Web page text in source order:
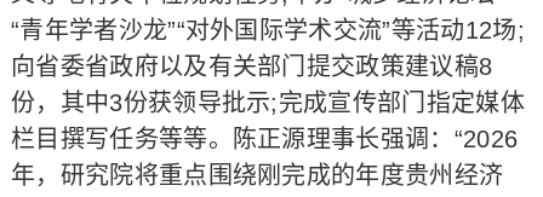
“青年学者沙龙”“对外国际学术交流”等活动12场;
向省委省政府以及有关部门提交政策建议稿8
份，其中3份获领导批示;完成宣传部门指定媒体
栏目撰写任务等等。陈正源理事长强调：“2026
年，研究院将重点围绕刚完成的年度贵州经济